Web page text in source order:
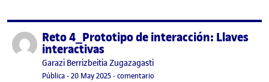
Publicado porReto 4_Prototipo de interacción: Llaves
interactivas
Publicado por
Garazi Berrizbeitia Zugazagasti
Visibilidad:
Pública-Fecha de publicación
20 May 2025-comentario